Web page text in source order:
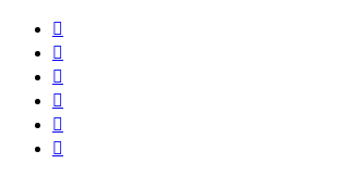





